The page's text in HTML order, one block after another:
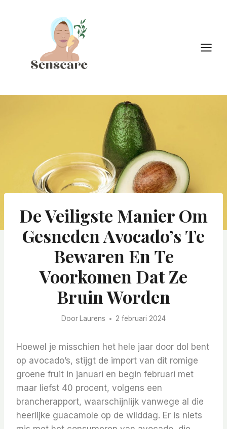
De Veiligste Manier Om
Gesneden Avocado’s Te
Bewaren En Te
Voorkomen Dat Ze
Bruin Worden
Door Laurens 2 februari 2024
Hoewel je misschien het hele jaar door dol bent
op avocado’s, stijgt de import van dit romige
groene fruit in januari en begin februari met
maar liefst 40 procent, volgens een
brancherapport, waarschijnlijk vanwege al die
heerlijke guacamole op de wilddag. Er is niets